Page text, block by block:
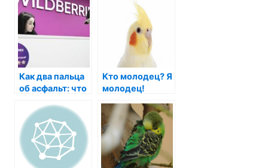
Как два пальца
об асфальт: что
узнать из
простоты
Кто молодец? Я
молодец!
фраза и как она
завоевала
популярность